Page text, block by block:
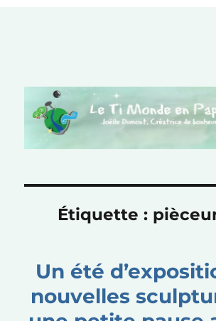
Étiquette :
Un été
nouvelles